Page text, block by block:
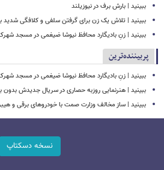
ببینید | بارش برف در نیوزیلند
ببینید | تلاش یک زن برای گرفتن سلفی و کلافگی شدید
ببینید | زنِ بادیگارد محافظ نیوشا ضیغمی در مسجد
پربیننده‌ترین
ببینید | زنِ بادیگارد محافظ نیوشا ضیغمی در مسجد
ببینید | هنرنمایی روزبه حصاری در سریال جدیدش بدون
ببینید | ساز مخالف وزارت صمت با خودروهای برقی و
نسخه دسکتاپ